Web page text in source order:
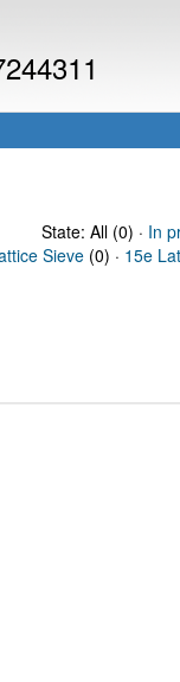
State: All (0) · In
Sieve (0) · 15e